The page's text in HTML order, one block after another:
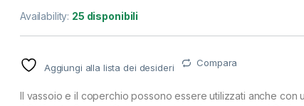
Availability: 25 disponibili
Aggiungi alla lista dei desideri Compara
Il vassoio e il coperchio possono essere utilizzati anche con